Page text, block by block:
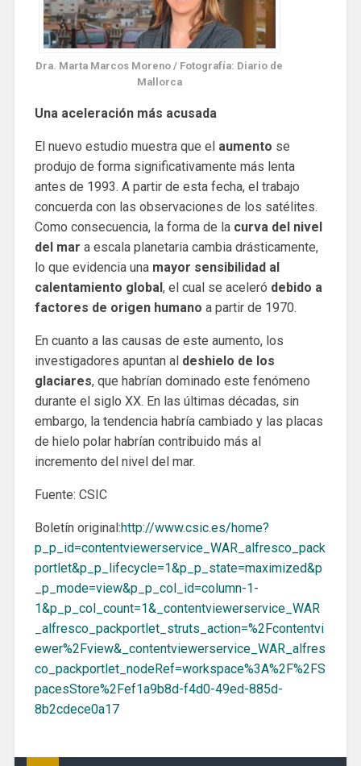
Dra. Marta Marcos Moreno / Fotografía: Diario de
Mallorca
Una aceleración más acusada
El nuevo estudio muestra que el aumento se
produjo de forma significativamente más lenta
antes de 1993. A partir de esta fecha, el trabajo
concuerda con las observaciones de los satélites.
Como consecuencia, la forma de la curva del nivel
del mar a escala planetaria cambia drásticamente,
lo que evidencia una mayor sensibilidad al
calentamiento global , el cual se aceleró debido a
factores de origen humano a partir de 1970.
En cuanto a las causas de este aumento, los
investigadores apuntan al deshielo de los
glaciares, que habrían dominado este fenómeno
durante el siglo XX. En las últimas décadas, sin
embargo, la tendencia habría cambiado y las placas
de hielo polar habrían contribuido más al
incremento del nivel del mar.
Fuente: CSIC
Boletín original:http://www.csic.es/home?
p_p_id=contentviewerservice_WAR_alfresco_pack
portlet&p_p_lifecycle=1&p_p_state=maximized&p
_p_mode=view&p_p_col_id=column-1-
1&p_p_col_count=1&_contentviewerservice_WAR
_alfresco_packportlet_struts_action=%2Fcontentvi
ewer%2Fview&_contentviewerservice_WAR_alfres
co_packportlet_nodeRef=workspace%3A%2F%2FS
pacesStore%2Fef1a9b8d-f4d0-49ed-885d-
8b2cdece0a17